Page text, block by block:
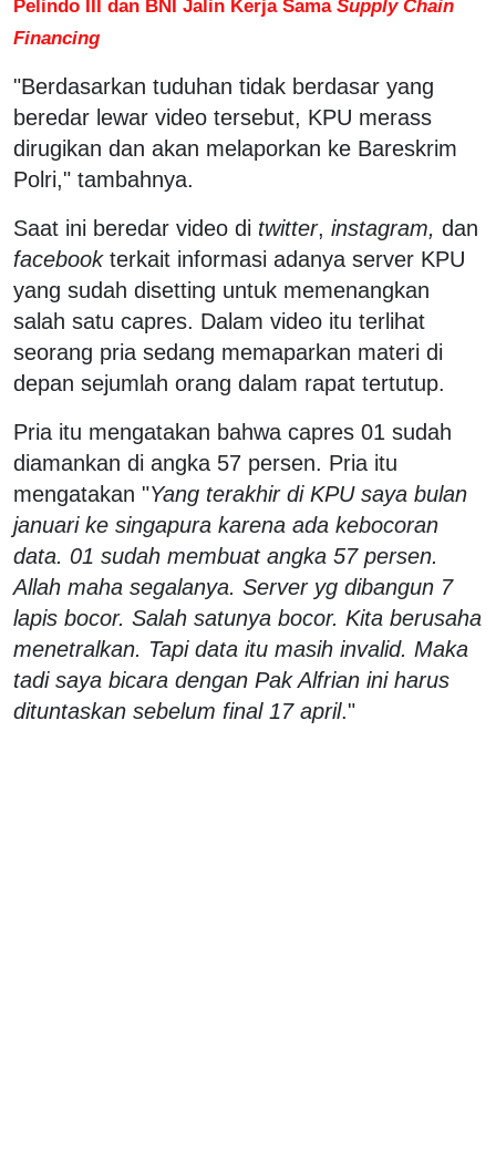
Pelindo III dan BNI Jalin Kerja Sama Supply Chain
Financing
"Berdasarkan tuduhan tidak berdasar yang
beredar lewar video tersebut, KPU merass
dirugikan dan akan melaporkan ke Bareskrim
Polri," tambahnya.
Saat ini beredar video di twitter, instagram, dan
facebookterkait informasi adanya server KPU
yang sudah disetting untuk memenangkan
salah satu capres. Dalam video itu terlihat
seorang pria sedang memaparkan materi di
depan sejumlah orang dalam rapat tertutup.
Pria itu mengatakan bahwa capres 01 sudah
diamankan di angka 57 persen. Pria itu
mengatakan "Yang terakhir di KPU saya bulan
januari ke singapura karena ada kebocoran
data. 01 sudah membuat angka 57 persen.
Allah maha segalanya. Server yg dibangun 7
lapis bocor. Salah satunya bocor. Kita berusaha
menetralkan. Tapi data itu masih invalid. Maka
tadi saya bicara dengan Pak Alfrian ini harus
dituntaskan sebelum final 17 april."